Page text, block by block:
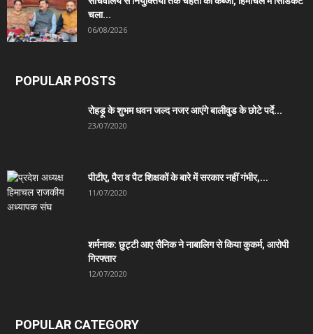
चला...
06/08/2026
POPULAR POSTS
रोहड़ू के शुभम धवन जल्द नजर आएंगे बालीवुड के छोटे पर्दे...
23/07/2020
पीटीए, पैरा व पैट शिक्षकों के बारे में सरकार नहीं गंभीर,...
11/07/2020
शर्मनाक: छुट्टी आए सैनिक ने नाबालिग से किया कुकर्म, आरोपी
गिरफ्तार
12/07/2020
POPULAR CATEGORY